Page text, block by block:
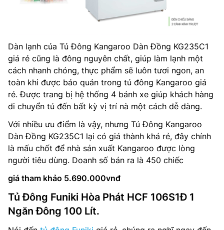
Dàn lạnh của Tủ Đông Kangaroo Dàn Đồng KG235C1
giá rẻ cũng là đông nguyên chất, giúp làm lạnh một
cách nhanh chóng, thực phẩm sẽ luôn tươi ngon, an
toàn khi được bảo quản trong tủ đông Kangaroo giá
rẻ. Được trang bị hệ thống 4 bánh xe giúp khách hàng
di chuyển tủ đến bất kỳ vị trí nà một cách dễ dàng.
Với nhiều ưu điểm là vậy, nhưng Tủ Đông Kangaroo
Dàn Đồng KG235C1 lại có giá thành khá rẻ, đây chính
là mấu chốt để nhà sản xuất Kangaroo được lòng
người tiêu dùng. Doanh số bán ra là 450 chiếc
giá tham khảo 5.690.000vnđ
Tủ Đông Funiki Hòa Phát HCF 106S1Đ 1
Ngăn Đông 100 Lít.